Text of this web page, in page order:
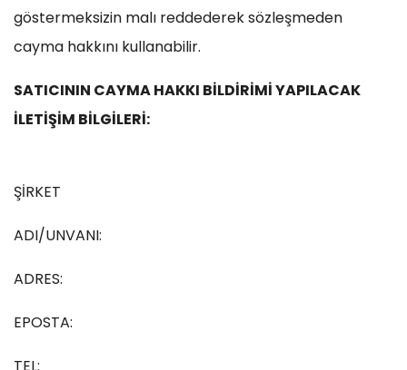
göstermeksizin malı reddederek sözleşmeden
cayma hakkını kullanabilir.
SATICININ CAYMA HAKKI BİLDİRİMİ YAPILACAK
İLETİŞİM BİLGİLERİ:
ŞİRKET
ADI/UNVANI:
ADRES:
EPOSTA: